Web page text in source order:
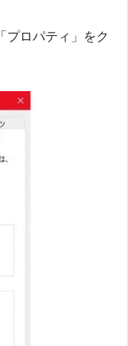
プロパティ」をク